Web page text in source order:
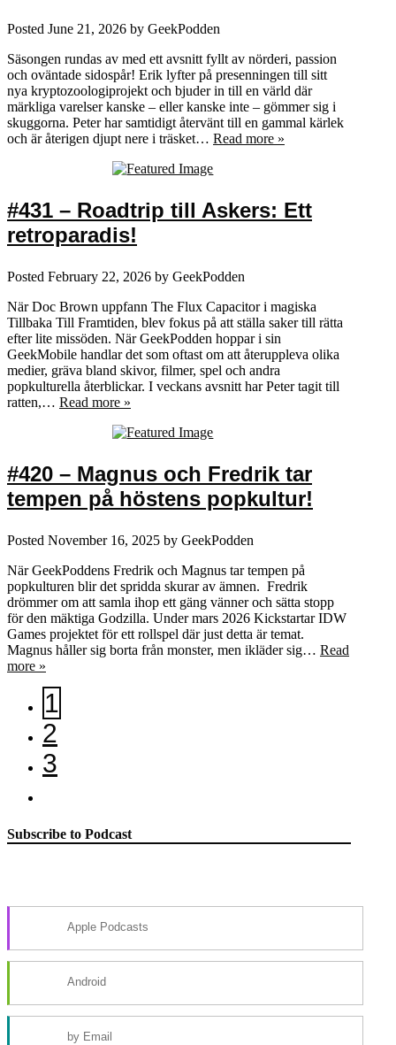
Posted June 21, 2026 by GeekPodden
Säsongen rundas av med ett avsnitt fyllt av nörderi, passion
och oväntade sidospår! Erik lyfter på presenningen till sitt
nya kryptozoologiprojekt och bjuder in till en värld där
märkliga varelser kanske – eller kanske inte – gömmer sig i
skuggorna. Peter har samtidigt återvänt till en gammal kärlek
och är återigen djupt nere i träsket… Read more »
#431 – Roadtrip till Askers: Ett
retroparadis!
Posted February 22, 2026 by GeekPodden
När Doc Brown uppfann The Flux Capacitor i magiska
Tillbaka Till Framtiden, blev fokus på att ställa saker till rätta
efter lite missöden. När GeekPodden hoppar i sin
GeekMobile handlar det som oftast om att återuppleva olika
medier, gräva bland skivor, filmer, spel och andra
popkulturella återblickar. I veckans avsnitt har Peter tagit till
ratten,… Read more »
#420 – Magnus och Fredrik tar
tempen på höstens popkultur!
Posted November 16, 2025 by GeekPodden
När GeekPoddens Fredrik och Magnus tar tempen på
popkulturen blir det spridda skurar av ämnen. Fredrik
drömmer om att samla ihop ett gäng vänner och sätta stopp
för den mäktiga Godzilla. Under mars 2026 Kickstartar IDW
Games projektet för ett rollspel där just detta är temat.
Magnus håller sig borta från monster, men ikläder sig… Read
more »
1
2
3
Subscribe to Podcast
Apple Podcasts
Android
by Email